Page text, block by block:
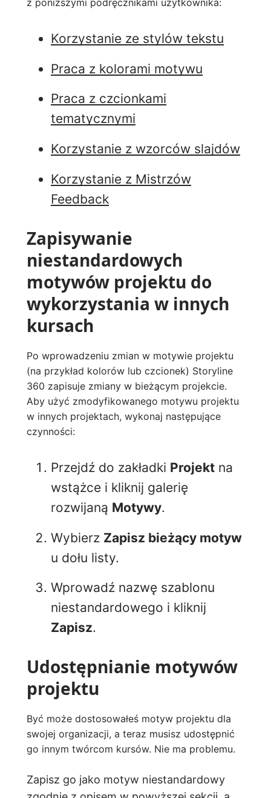
Korzystanie ze stylów tekstu
Praca z kolorami motywu
Praca z czcionkami
tematycznymi
Korzystanie z wzorców slajdów
Korzystanie z Mistrzów
Feedback
Zapisywanie
niestandardowych
motywów projektu do
wykorzystania w innych
kursach
Po wprowadzeniu zmian w motywie projektu
(na przykład kolorów lub czcionek) Storyline
360 zapisuje zmiany w bieżącym projekcie.
Aby użyć zmodyfikowanego motywu projektu
w innych projektach, wykonaj następujące
czynności:
Przejdź do zakładki Projekt na
wstążce i kliknij galerię
rozwijaną Motywy.
Wybierz Zapisz bieżący motyw
u dołu listy.
Wprowadź nazwę szablonu
niestandardowego i kliknij
Zapisz.
Udostępnianie motywów
projektu
Być może dostosowałeś motyw projektu dla
swojej organizacji, a teraz musisz udostępnić
go innym twórcom kursów. Nie ma problemu.
Zapisz go jako motyw niestandardowy